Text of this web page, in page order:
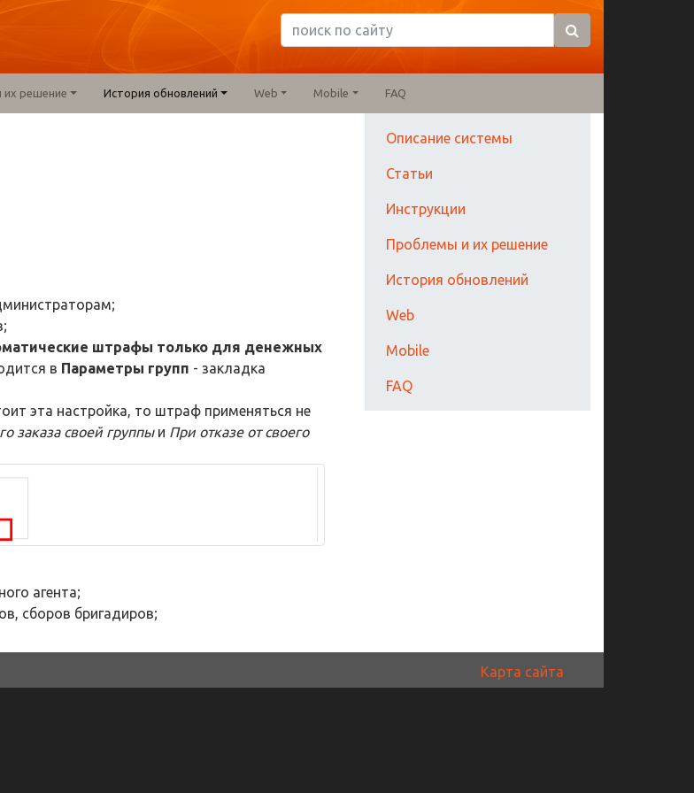
решение История обновлений Web Mobile FAQ
штрафы только для денежных
в Параметры групп - закладка
эта настройка, то штраф применяться не
заказа своей группыи При отказе от своего
агента;
сборов бригадиров;
Описание системы
Статьи
Инструкции
Проблемы и их решение
История обновлений
Web
Mobile
FAQ
Карта сайта